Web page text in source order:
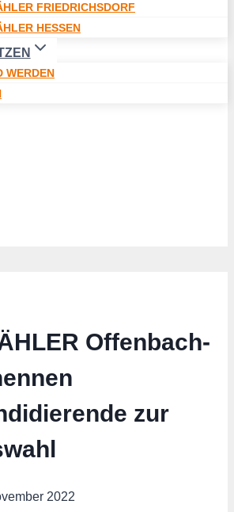
FRIEDRICHSDORF
HESSEN
WERDEN
Offenbach-
zur
2022